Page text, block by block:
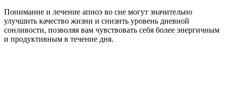
Понимание и лечение апноэ во сне могут значительно
улучшить качество жизни и снизить уровень дневной
сонливости, позволяя вам чувствовать себя более энергичным
и продуктивным в течение дня.